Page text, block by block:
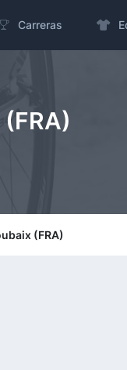
Carreras
(FRA)